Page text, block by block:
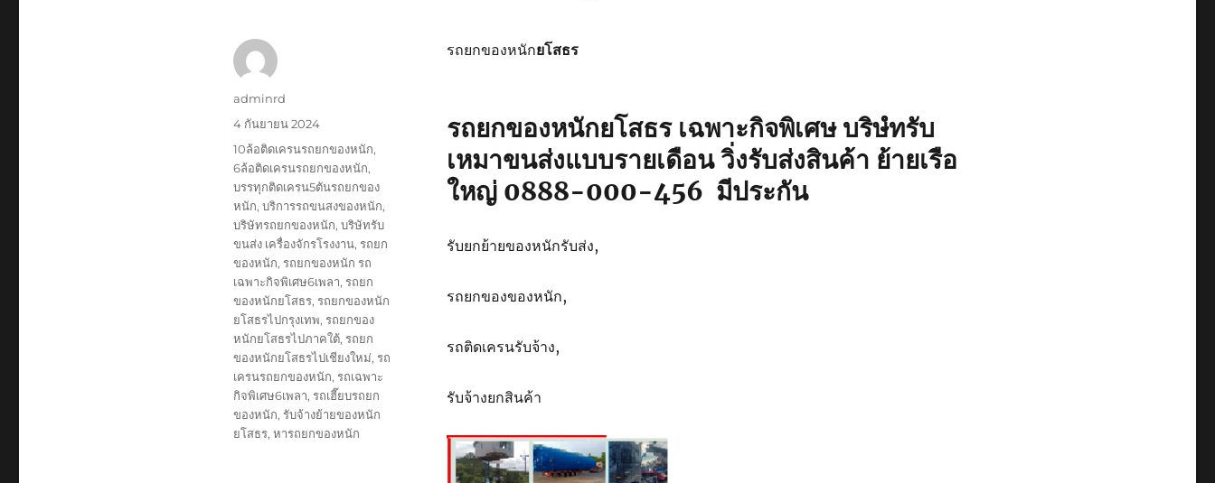
รถยกของหนักยโสธร
รถยกของหนักยโสธร เฉพาะกิจพิเศษ บริษํทรับ
เหมาขนส่งแบบรายเดือน วิ่งรับส่งสินค้า ย้ายเรือ
ใหญ่ 0888-000-456 มีประกัน
รับยกย้ายของหนักรับส่ง,
รถยกของของหนัก,
รถติดเครนรับจ้าง,
รับจ้างยกสินค้า
ผู้
เขียน
adminrd
เขียน
เมื่อ
4 กันยายน 2024
ป้าย
กำกับ
10ล้อติดเครนรถยกของหนัก,
6ล้อติดเครนรถยกของหนัก,
บรรทุกติดเครน5ตันรถยกของ
หนัก, บริการรถขนสงของหนัก,
บริษัทรถยกของหนัก, บริษัทรับ
ขนส่ง เครื่องจักรโรงงาน, รถยก
ของหนัก, รถยกของหนัก รถ
เฉพาะกิจพิเศษ6เพลา, รถยก
ของหนักยโสธร, รถยกของหนัก
ยโสธรไปกรุงเทพ, รถยกของ
หนักยโสธรไปภาคใต้, รถยก
ของหนักยโสธรไปเชียงใหม่, รถ
เครนรถยกของหนัก, รถเฉพาะ
กิจพิเศษ6เพลา, รถเฮี๊ยบรถยก
ของหนัก, รับจ้างย้ายของหนัก
ยโสธร, หารถยกของหนัก